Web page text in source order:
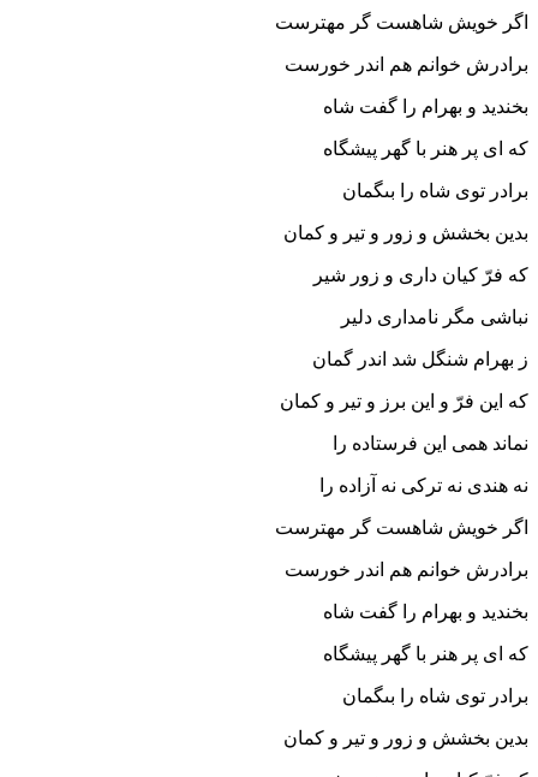
اگر خویش شاهست گر مهترست
برادرش خوانم هم اندر خورست‏
بخندید و بهرام را گفت شاه
که اى پر هنر با گهر پیشگاه‏
برادر توى شاه را بى‏گمان
بدین بخشش و زور و تیر و کمان‏
که فرّ کیان دارى و زور شیر
نباشى مگر نامدارى دلیر
ز بهرام شنگل شد اندر گمان
که این فرّ و این برز و تیر و کمان‏
نماند همى این فرستاده را
نه هندى نه ترکى نه آزاده را
اگر خویش شاهست گر مهترست
برادرش خوانم هم اندر خورست‏
بخندید و بهرام را گفت شاه
که اى پر هنر با گهر پیشگاه‏
برادر توى شاه را بى‏گمان
بدین بخشش و زور و تیر و کمان‏